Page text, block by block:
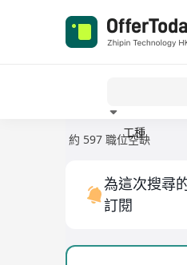
工種
約 597 職位空缺
為這次搜尋
訂閱